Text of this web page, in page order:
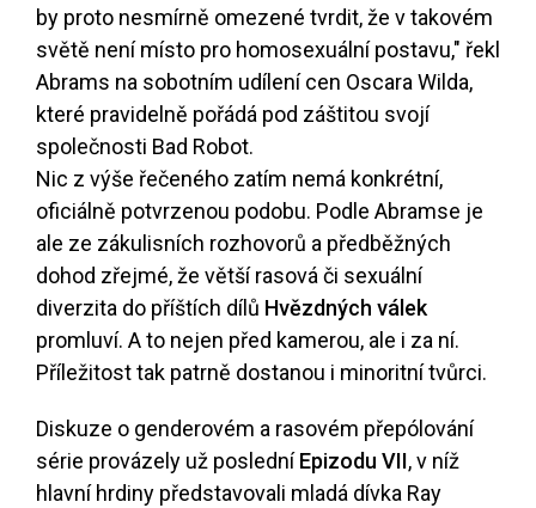
by proto nesmírně omezené tvrdit, že v takovém
světě není místo pro homosexuální postavu," řekl
Abrams na sobotním udílení cen Oscara Wilda,
které pravidelně pořádá pod záštitou svojí
společnosti Bad Robot.
Nic z výše řečeného zatím nemá konkrétní,
oficiálně potvrzenou podobu. Podle Abramse je
ale ze zákulisních rozhovorů a předběžných
dohod zřejmé, že větší rasová či sexuální
diverzita do příštích dílů Hvězdných válek
promluví. A to nejen před kamerou, ale i za ní.
Příležitost tak patrně dostanou i minoritní tvůrci.
Diskuze o genderovém a rasovém přepólování
série provázely už posledníEpizodu VII, v níž
hlavní hrdiny představovali mladá dívka Ray